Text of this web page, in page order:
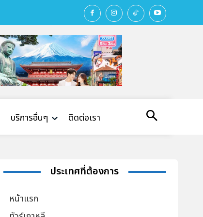
บริการอื่นๆ ติดต่อเรา
ประเทศที่ต้องการ
หน้าแรก